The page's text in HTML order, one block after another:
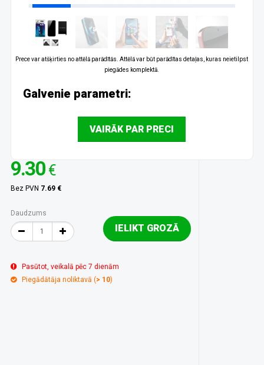
Prece var atšķirties no attēlā parādītās. Attēlā var būt parādītas detaļas, kuras neietilpst
piegādes komplektā.
Galvenie parametri:
VAIRĀK PAR PRECI
9.30 €
Bez PVN 7.69 €
Daudzums
IELIKT GROZĀ
Pasūtot, veikalā pēc 7 dienām
Piegādātāja noliktavā (> 10)